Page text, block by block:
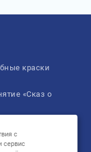
краски
«Сказ о
с
сервис